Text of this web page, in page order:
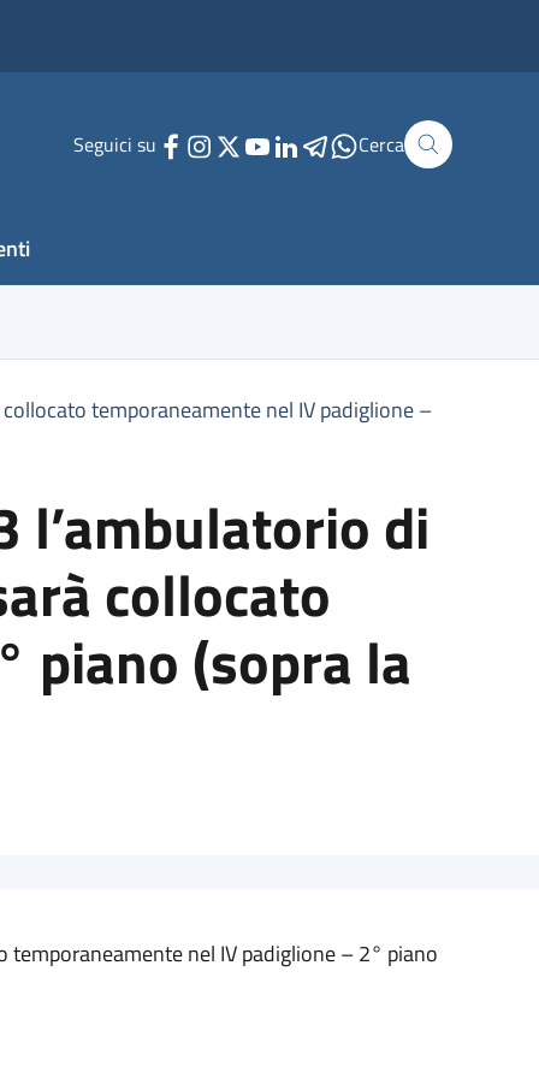
Seguici su Cerca
temporaneamente nel IV padiglione –
l’ambulatorio di
collocato
piano (sopra la
temporaneamente nel IV padiglione – 2° piano